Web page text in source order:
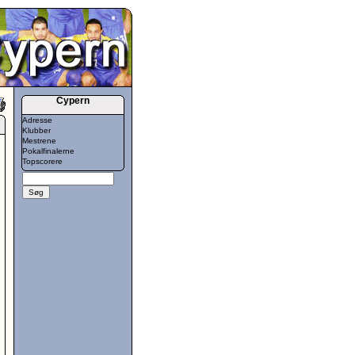
Cypern
Adresse
Klubber
Mestrene
Pokalfinalerne
Topscorere